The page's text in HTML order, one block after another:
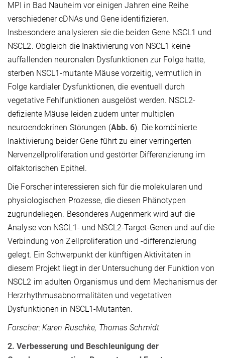
MPI in Bad Nauheim vor einigen Jahren eine Reihe
verschiedener cDNAs und Gene identifizieren.
Insbesondere analysieren sie die beiden Gene NSCL1 und
NSCL2. Obgleich die Inaktivierung von NSCL1 keine
auffallenden neuronalen Dysfunktionen zur Folge hatte,
sterben NSCL1-mutante Mäuse vorzeitig, vermutlich in
Folge kardialer Dysfunktionen, die eventuell durch
vegetative Fehlfunktionen ausgelöst werden. NSCL2-
defiziente Mäuse leiden zudem unter multiplen
neuroendokrinen Störungen (Abb. 6). Die kombinierte
Inaktivierung beider Gene führt zu einer verringerten
Nervenzellproliferation und gestörter Differenzierung im
olfaktorischen Epithel.
Die Forscher interessieren sich für die molekularen und
physiologischen Prozesse, die diesen Phänotypen
zugrundeliegen. Besonderes Augenmerk wird auf die
Analyse von NSCL1- und NSCL2-Target-Genen und auf die
Verbindung von Zellproliferation und -differenzierung
gelegt. Ein Schwerpunkt der künftigen Aktivitäten in
diesem Projekt liegt in der Untersuchung der Funktion von
NSCL2 im adulten Organismus und dem Mechanismus der
Herzrhythmusabnormalitäten und vegetativen
Dysfunktionen in NSCL1-Mutanten.
Forscher: Karen Ruschke, Thomas Schmidt
2. Verbesserung und Beschleunigung der